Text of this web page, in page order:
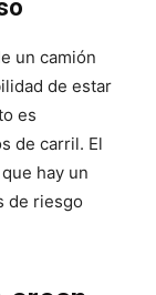
un camión
de estar
es
de carril. El
hay un
de riesgo